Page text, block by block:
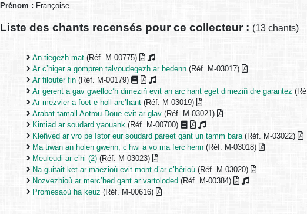
Prénom : Françoise
Liste des chants recensés pour ce collecteur : (13 chants)
An tiegezh mat (Réf. M-00775)
Ar c’higer a gompren talvoudegezh ar bedenn (Réf. M-03017)
Ar filouter fin (Réf. M-00179)
Ar gerent a gav gwelloc’h dimeziñ evit an arc’hant eget dimeziñ dre garantez
Ar mezvier a foet e holl arc’hant (Réf. M-03019)
Arabat tamall Aotrou Doue evit ar glav (Réf. M-03021)
Kimiad ar soudard yaouank (Réf. M-00700)
Kleñved ar vro pe Istor eur soudard pareet gant un tamm bara (Réf. M-03022)
Ma tiwan an holen gwenn, c’hwi a vo ma ferc’henn (Réf. M-03018)
Meuleudi ar c’hi (2) (Réf. M-03023)
Na guitait ket ar maezioù evit mont d’ar c’hêrioù (Réf. M-03020)
Nozvezhioù ar merc’hed gant ar vartoloded (Réf. M-00384)
Promesaoù ha keuz (Réf. M-00616)